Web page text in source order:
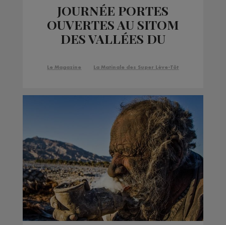
JOURNÉE PORTES
OUVERTES AU SITOM
DES VALLÉES DU
AUJOURD'HUI JEUDI 15,
Le Magazine La Matinale des Super Lève-Tôt